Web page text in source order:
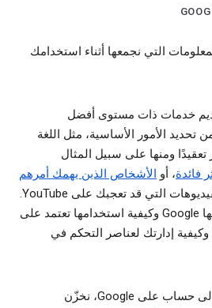
التي نجمعها أثناء استخدامك
خدمات ذات مستوى أفضل
تحديد الأمور الأساسية، مثل اللغة
تعقيدًا ومنها على سبيل المثال
فائدة، أو الأشخاص الذين يهمك أمرهم
، أو الفيديوهات التي قد تعجبك على YouTube.
وإن المعلومات التي تجمعها Google وكيفية استخدامها تعتمد على
إدارتك لعناصر التحكم في
عند عدم تسجيل الدخول إلى حساب على Google، نخزّن